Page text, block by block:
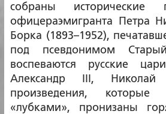
собраны исторические
офицера­эмигранта
Петра
Борка (1893–1952),
под псевдонимом
воспеваются русские
Александр III,
произведения,
«лубками», пронизаны